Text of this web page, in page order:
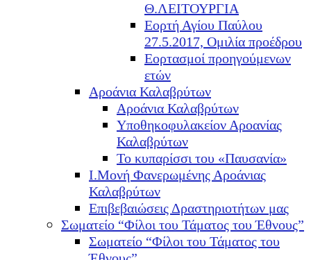
Θ.ΛΕΙΤΟΥΡΓΙΑ
Εορτή Αγίου Παύλου
27.5.2017, Ομιλία προέδρου
Εορτασμοί προηγούμενων
ετών
Αροάνια Καλαβρύτων
Αροάνια Καλαβρύτων
Υποθηκοφυλακείον Αροανίας
Καλαβρύτων
Το κυπαρίσσι του «Παυσανία»
Ι.Μονή Φανερωμένης Αροάνιας
Καλαβρύτων
Επιβεβαιώσεις Δραστηριοτήτων μας
Σωματείο “Φίλοι του Τάματος του Έθνους”
Σωματείο “Φίλοι του Τάματος του